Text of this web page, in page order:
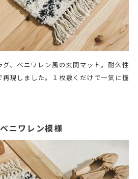
、ベニワレン風の玄関マット。耐久性
現しました。１枚敷くだけで一気に憧
ニワレン模様